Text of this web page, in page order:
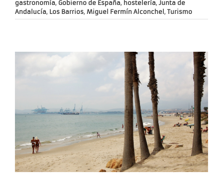
gastronomía, Gobierno de España, hostelería, Junta de
Andalucía, Los Barrios, Miguel Fermín Alconchel, Turismo